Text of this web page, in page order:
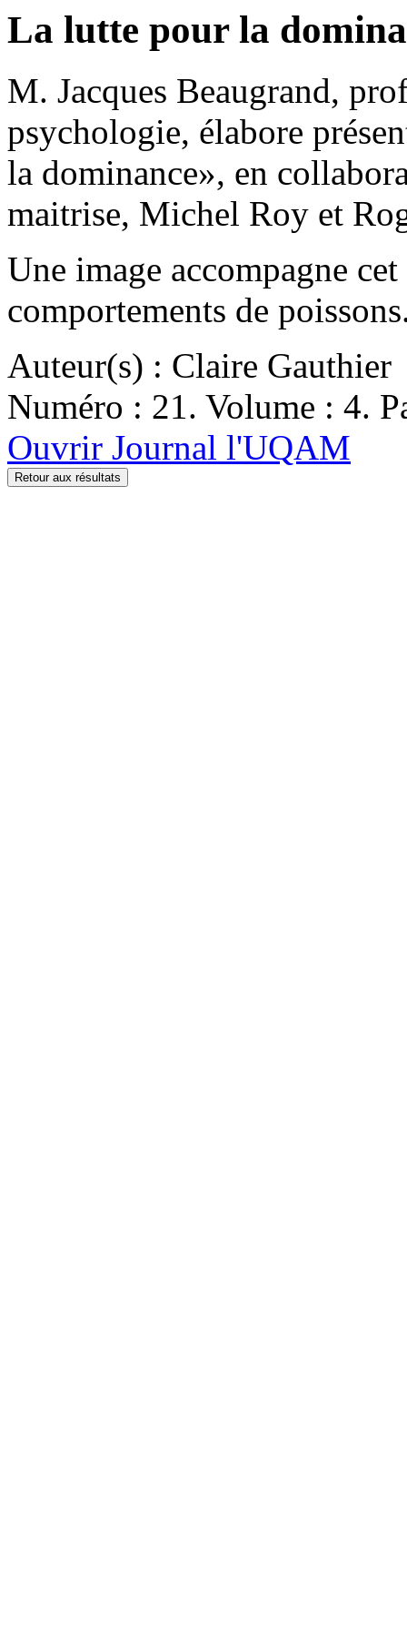
La lutte pour la
M. Jacques Beaugrand,
psychologie, élabore
la dominance», en
maitrise, Michel Roy et
Une image accompagne
comportements de
Auteur(s) : Claire Gauthier
Numéro : 21. Volume : 4.
Ouvrir Journal l'UQAM
Retour aux résultats